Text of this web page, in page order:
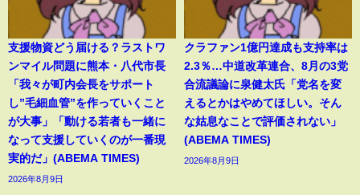
支援物資どう届ける？ラストワ
ンマイル問題に熊本・八代市長
「我々が町内会長をサポート
し”毛細血管”を作っていくこと
が大事」「動ける若者も一緒に
なって支援していくのが一番現
実的だ」(ABEMA TIMES)
2026年8月9日
クラファン1億円達成も支持率は
2.3％…中道改革連合、8月の3党
合流議論に泉健太氏「党名を変
えるとかはやめてほしい。そん
な姑息なことで評価されない」
(ABEMA TIMES)
2026年8月9日